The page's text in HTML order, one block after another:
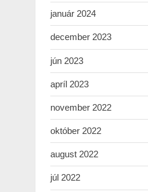
január 2024
december 2023
jún 2023
apríl 2023
november 2022
október 2022
august 2022
júl 2022